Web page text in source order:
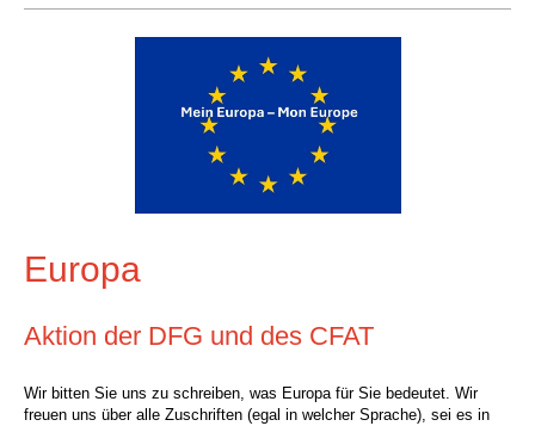
Europa
Aktion der DFG und des CFAT
Wir bitten Sie uns zu schreiben, was Europa für Sie bedeutet. Wir
freuen uns über alle Zuschriften (egal in welcher Sprache), sei es in